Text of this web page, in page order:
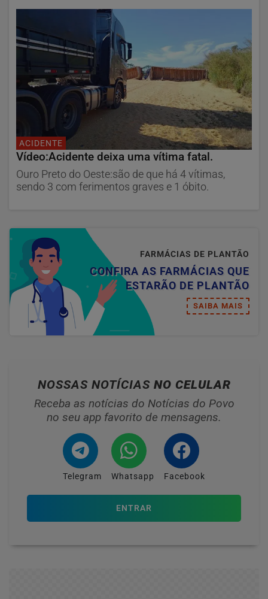
ACIDENTE
Vídeo:Acidente deixa uma vítima fatal.
Ouro Preto do Oeste:são de que há 4 vítimas,
sendo 3 com ferimentos graves e 1 óbito.
FARMÁCIAS DE PLANTÃO
CONFIRA AS FARMÁCIAS QUE
ESTARÃO DE PLANTÃO
SAIBA MAIS
NOSSAS NOTÍCIAS NO CELULAR
Receba as notícias do Notícias do Povo
no seu app favorito de mensagens.
Telegram Whatsapp Facebook
ENTRAR